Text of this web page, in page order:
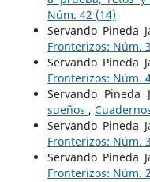
Núm. 42 (14)
Servando Pineda
Fronterizos: Núm.
Servando Pineda
Fronterizos: Núm.
Servando Pineda
sueños ,
Servando Pineda
Fronterizos: Núm.
Servando Pineda
Fronterizos: Núm.